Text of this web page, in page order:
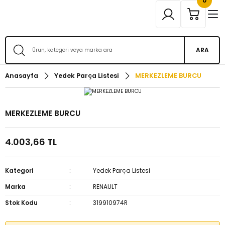
ARA
Anasayfa Yedek Parça Listesi MERKEZLEME BURCU
MERKEZLEME BURCU
4.003,66 TL
Kategori
Yedek Parça Listesi
Marka
RENAULT
Stok Kodu
319910974R